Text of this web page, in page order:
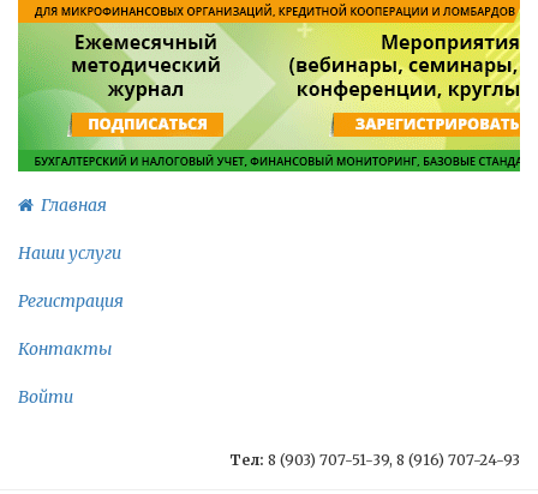
Главная
Наши услуги
Регистрация
Контакты
Войти
Тел: 8 (903) 707-51-39, 8 (916) 707-24-93